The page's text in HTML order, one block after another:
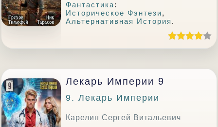
Фантастика:
Историческое Фэнтези,
Альтернативная История .
Лекарь Империи 9
9. Лекарь Империи
Карелин Сергей Витальевич